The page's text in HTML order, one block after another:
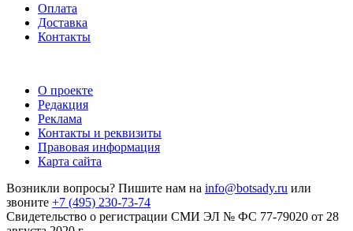
Оплата
Доставка
Контакты
О проекте
Редакция
Реклама
Контакты и реквизиты
Правовая информация
Карта сайта
Возникли вопросы? Пишите нам на info@botsady.ru или
звоните +7 (495) 230-73-74
Свидетельство о регистрации СМИ ЭЛ № ФС 77-79020 от 28